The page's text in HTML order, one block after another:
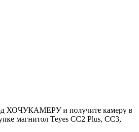
ХОЧУКАМЕРУ и получите камеру в
магнитол Teyes CC2 Plus, CC3,